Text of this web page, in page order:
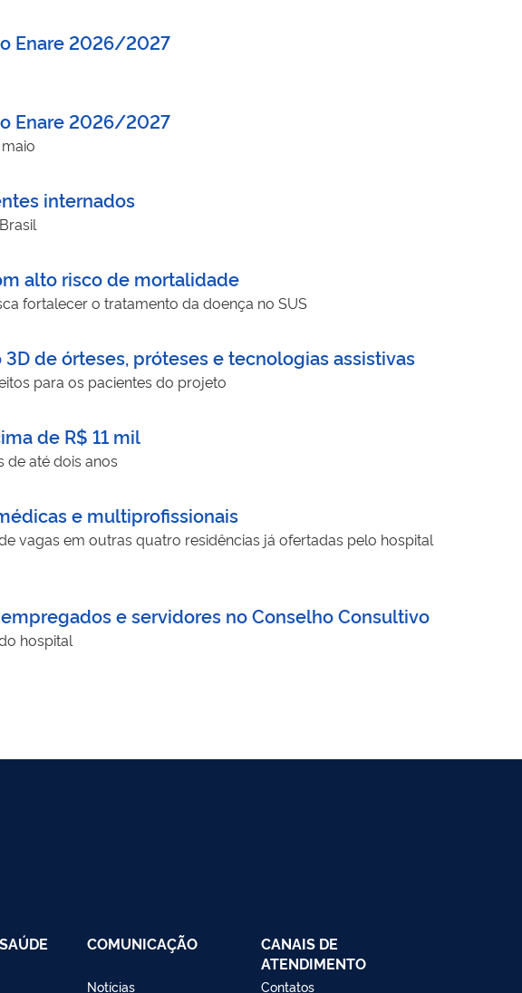
Enare 2026/2027
Enare 2026/2027
internados
alto risco de mortalidade
fortalecer o tratamento da doença no SUS
de órteses, próteses e tecnologias assistivas
para os pacientes do projeto
de R$ 11 mil
de até dois anos
e multiprofissionais
vagas em outras quatro residências já ofertadas pelo hospital
e servidores no Conselho Consultivo
hospital
COMUNICAÇÃO
Notícias
CANAIS DE
ATENDIMENTO
Contatos